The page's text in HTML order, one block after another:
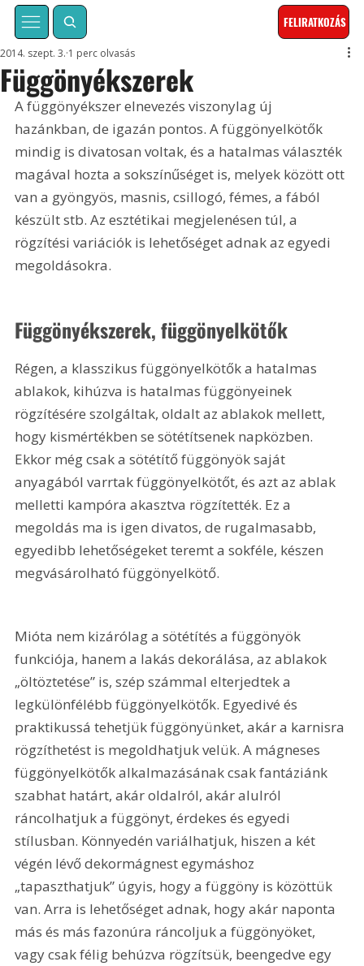
FELIRATKOZÁS
Függönyékszerek
2014. szept. 3. 1 perc olvasás
A függönyékszer elnevezés viszonylag új
hazánkban, de igazán pontos. A függönyelkötők
mindig is divatosan voltak, és a hatalmas választék
magával hozta a sokszínűséget is, melyek között ott
van a gyöngyös, masnis, csillogó, fémes, a fából
készült stb. Az esztétikai megjelenésen túl, a
rögzítési variációk is lehetőséget adnak az egyedi
megoldásokra.
Függönyékszerek, függönyelkötők
Régen, a klasszikus függönyelkötők a hatalmas
ablakok, kihúzva is hatalmas függönyeinek
rögzítésére szolgáltak, oldalt az ablakok mellett,
hogy kismértékben se sötétítsenek napközben.
Ekkor még csak a sötétítő függönyök saját
anyagából varrtak függönyelkötőt, és azt az ablak
melletti kampóra akasztva rögzítették. Ez a
megoldás ma is igen divatos, de rugalmasabb,
egyedibb lehetőségeket teremt a sokféle, készen
megvásárolható függönyelkötő.
Mióta nem kizárólag a sötétítés a függönyök
funkciója, hanem a lakás dekorálása, az ablakok
„öltöztetése” is, szép számmal elterjedtek a
legkülönfélébb függönyelkötők. Egyedivé és
praktikussá tehetjük függönyünket, akár a karnisra
rögzíthetést is megoldhatjuk velük. A mágneses
függönyelkötők alkalmazásának csak fantáziánk
szabhat határt, akár oldalról, akár alulról
ráncolhatjuk a függönyt, érdekes és egyedi
stílusban. Könnyedén variálhatjuk, hiszen a két
végén lévő dekormágnest egymáshoz
„tapaszthatjuk” úgyis, hogy a függöny is közöttük
van. Arra is lehetőséget adnak, hogy akár naponta
más és más fazonúra ráncoljuk a függönyöket,
vagy csak félig behúzva rögzítsük, beengedve egy